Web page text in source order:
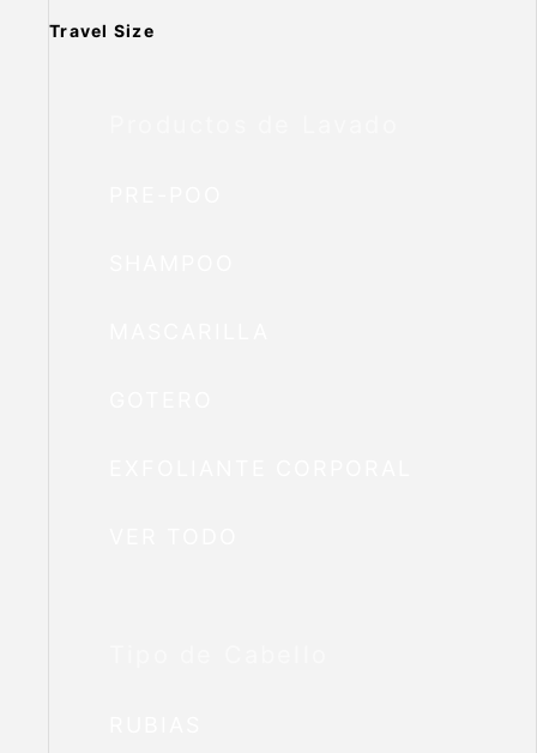
Travel Size